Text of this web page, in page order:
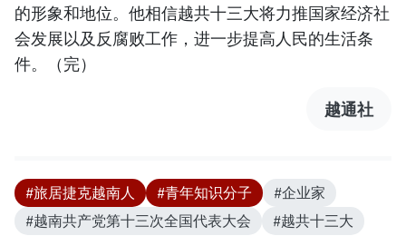
的形象和地位。他相信越共十三大将力推国家经济社
会发展以及反腐败工作，进一步提高人民的生活条
件。（完）
越通社
#旅居捷克越南人 #青年知识分子
#企业家
#越南共产党第十三次全国代表大会
#越共十三大